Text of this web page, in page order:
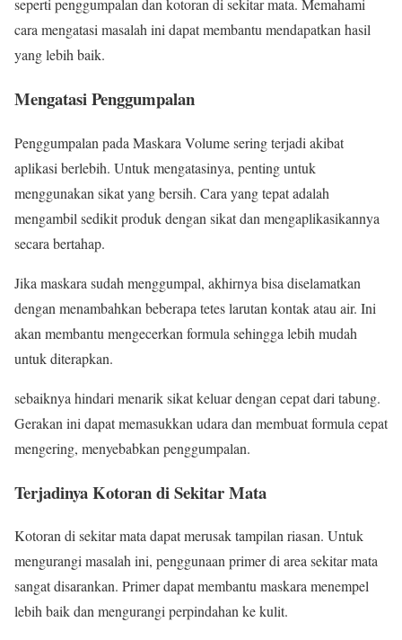
seperti penggumpalan dan kotoran di sekitar mata. Memahami
cara mengatasi masalah ini dapat membantu mendapatkan hasil
yang lebih baik.
Mengatasi Penggumpalan
Penggumpalan pada Maskara Volume sering terjadi akibat
aplikasi berlebih. Untuk mengatasinya, penting untuk
menggunakan sikat yang bersih. Cara yang tepat adalah
mengambil sedikit produk dengan sikat dan mengaplikasikannya
secara bertahap.
Jika maskara sudah menggumpal, akhirnya bisa diselamatkan
dengan menambahkan beberapa tetes larutan kontak atau air. Ini
akan membantu mengecerkan formula sehingga lebih mudah
untuk diterapkan.
sebaiknya hindari menarik sikat keluar dengan cepat dari tabung.
Gerakan ini dapat memasukkan udara dan membuat formula cepat
mengering, menyebabkan penggumpalan.
Terjadinya Kotoran di Sekitar Mata
Kotoran di sekitar mata dapat merusak tampilan riasan. Untuk
mengurangi masalah ini, penggunaan primer di area sekitar mata
sangat disarankan. Primer dapat membantu maskara menempel
lebih baik dan mengurangi perpindahan ke kulit.